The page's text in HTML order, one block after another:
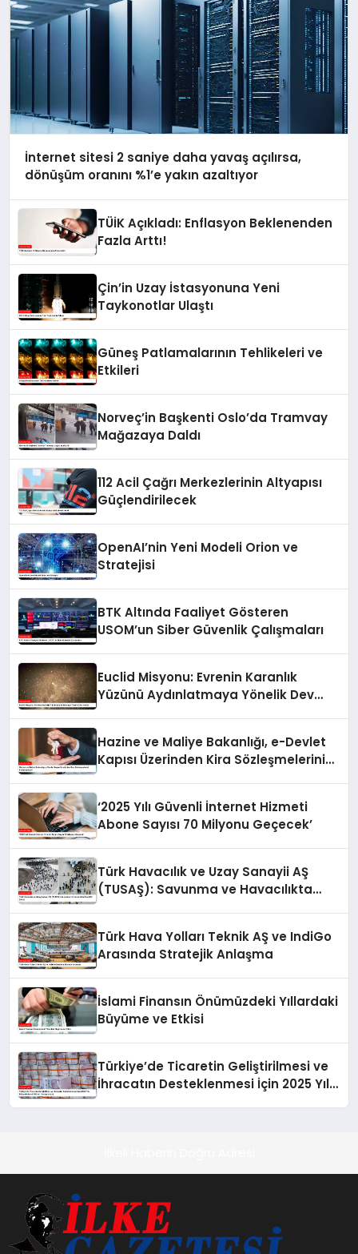
İnternet sitesi 2 saniye daha yavaş açılırsa,
dönüşüm oranını %1’e yakın azaltıyor
TÜİK Açıkladı: Enflasyon Beklenenden
Fazla Arttı!
Çin’in Uzay İstasyonuna Yeni
Taykonotlar Ulaştı
Güneş Patlamalarının Tehlikeleri ve
Etkileri
Norveç’in Başkenti Oslo’da Tramvay
Mağazaya Daldı
112 Acil Çağrı Merkezlerinin Altyapısı
Güçlendirilecek
OpenAI’nin Yeni Modeli Orion ve
Stratejisi
BTK Altında Faaliyet Gösteren
USOM’un Siber Güvenlik Çalışmaları
Euclid Misyonu: Evrenin Karanlık
Yüzünü Aydınlatmaya Yönelik Dev
Hazine ve Maliye Bakanlığı, e-Devlet
Kapısı Üzerinden Kira Sözleşmelerini
‘2025 Yılı Güvenli İnternet Hizmeti
Abone Sayısı 70 Milyonu Geçecek’
Türk Havacılık ve Uzay Sanayii AŞ
(TUSAŞ): Savunma ve Havacılıkta
Türk Hava Yolları Teknik AŞ ve IndiGo
Arasında Stratejik Anlaşma
İslami Finansın Önümüzdeki Yıllardaki
Büyüme ve Etkisi
Türkiye’de Ticaretin Geliştirilmesi ve
İhracatın Desteklenmesi İçin 2025 Yılı